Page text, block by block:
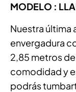
MODELO :
Nuestra última
envergadura
2,85 metros
comodidad y
podrás